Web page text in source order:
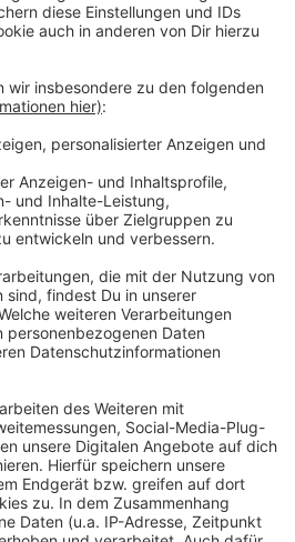
beschlossen worden -
Diese Summe ist immer
in einem Restaurant oder
falschen Namen einträgt.
oder “Superman”. Wenn es
muss der Wirt das Bußgeld
trägt, sagt Kanzlerin
hat festgelegt, dass 250
Angaben fällig werden -
es auch selbst bezahlen.
werde.